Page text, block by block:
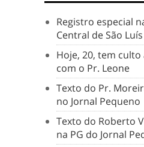
Registro especial
Central de São Luís
Hoje, 20, tem culto
com o Pr. Leone
Texto do Pr.
no Jornal Pequeno
Texto do Roberto
na PG do Jornal